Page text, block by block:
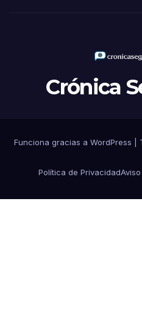
Crónica
Funciona gracias a WordPress
Política de Privacidad